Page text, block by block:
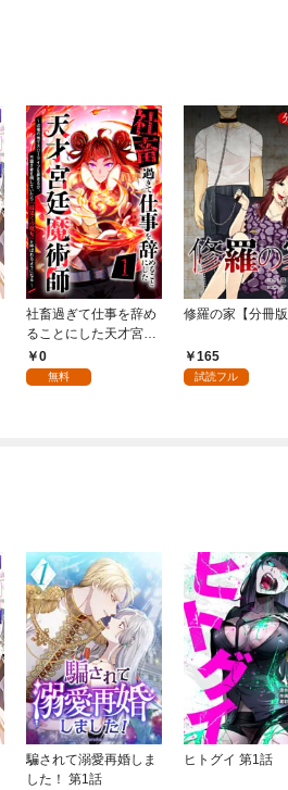
社畜過ぎて仕事を辞め
ることにした天才宮廷
魔術師～辺境の地でス
ローライフを夢見る
0
無料
修羅の家【分冊
165
試読フル
騙されて溺愛再婚しま
した！ 第1話
ヒトグイ 第1話